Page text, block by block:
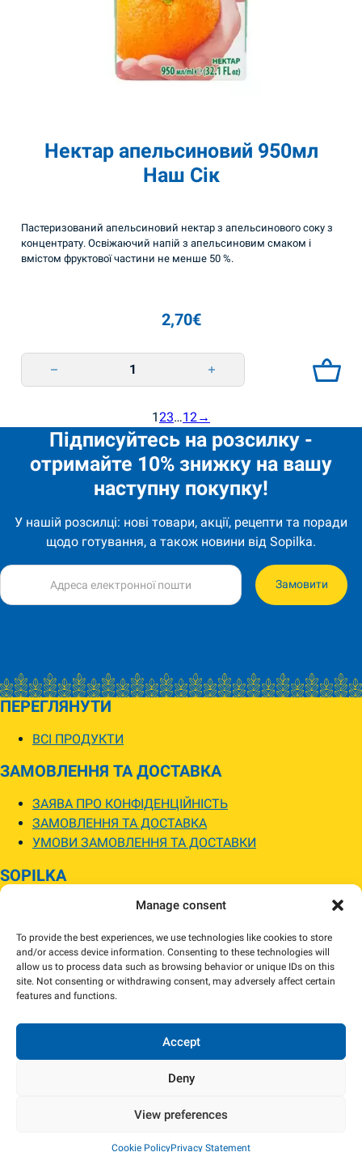
Manage consent
To provide the best experiences, we use technologies like cookies to store
and/or access device information. Consenting to these technologies will
allow us to process data such as browsing behavior or unique IDs on this
site. Not consenting or withdrawing consent, may adversely affect certain
features and functions.
Accept
Deny
View preferences
Cookie PolicyPrivacy Statement
Нектар апельсиновий 950мл
Наш Сік
Пастеризований апельсиновий нектар з апельсинового соку з
концентрату. Освіжаючий напій з апельсиновим смаком і
вмістом фруктової частини не менше 50 %.
2,70€
123…12→
Підписуйтесь на розсилку -
отримайте 10% знижку на вашу
наступну покупку!
У нашій розсилці: нові товари, акції, рецепти та поради
щодо готування, а також новини від Sopilka.
Замовити
ПЕРЕГЛЯНУТИ
ВСІ ПРОДУКТИ
ЗАМОВЛЕННЯ ТА ДОСТАВКА
ЗАЯВА ПРО КОНФІДЕНЦІЙНІСТЬ
ЗАМОВЛЕННЯ ТА ДОСТАВКА
УМОВИ ЗАМОВЛЕННЯ ТА ДОСТАВКИ
SOPILKA
МАГАЗИНИ SOPILKA
НОВИНИ
Зображення товарів на вебсайті можуть відрізнятися від їхнього
За потреби ми зв’яжемося та погодимо заміну.
Copyright 2024 Sopilka.fi – Всі права захищені